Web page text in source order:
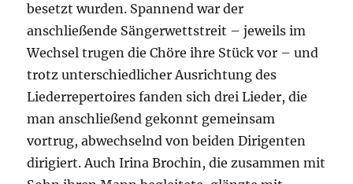
besetzt wurden. Spannend war der
anschließende Sängerwettstreit – jeweils im
Wechsel trugen die Chöre ihre Stück vor – und
trotz unterschiedlicher Ausrichtung des
Liederrepertoires fanden sich drei Lieder, die
man anschließend gekonnt gemeinsam
vortrug, abwechselnd von beiden Dirigenten
dirigiert. Auch Irina Brochin, die zusammen mit